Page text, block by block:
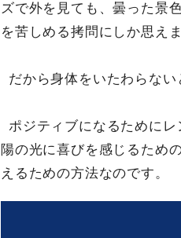
ズで外を見ても、曇った景
を苦しめる拷問にしか思えま
だから身体をいたわらない
ポジティブになるために
陽の光に喜びを感じるため
えるための方法なのです。